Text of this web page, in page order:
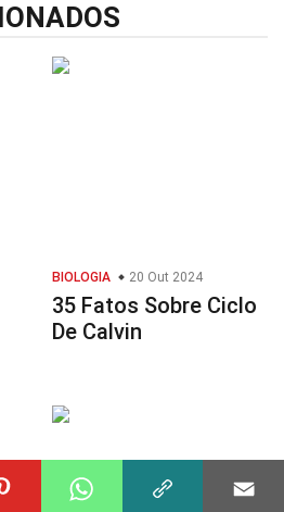
BIOLOGIA 20 Out 2024
35 Fatos Sobre Ciclo
De Calvin